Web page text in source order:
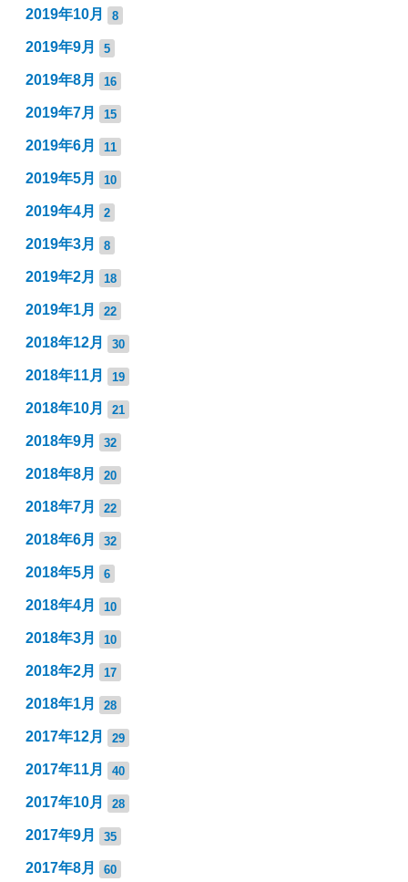
2019年10月 8
2019年9月 5
2019年8月 16
2019年7月 15
2019年6月 11
2019年5月 10
2019年4月 2
2019年3月 8
2019年2月 18
2019年1月 22
2018年12月 30
2018年11月 19
2018年10月 21
2018年9月 32
2018年8月 20
2018年7月 22
2018年6月 32
2018年5月 6
2018年4月 10
2018年3月 10
2018年2月 17
2018年1月 28
2017年12月 29
2017年11月 40
2017年10月 28
2017年9月 35
2017年8月 60